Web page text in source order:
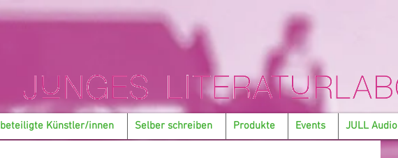
beteiligte Künstler/innen Selber schreiben Produkte Events JULL Audio